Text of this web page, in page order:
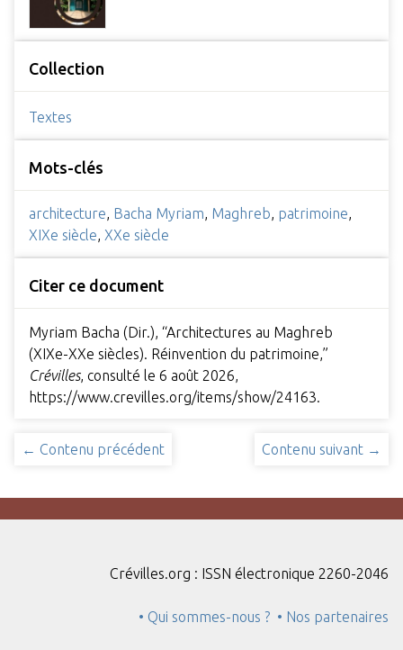
Collection
Textes
Mots-clés
architecture, Bacha Myriam, Maghreb, patrimoine,
XIXe siècle, XXe siècle
Citer ce document
Myriam Bacha (Dir.), “Architectures au Maghreb
(XIXe-XXe siècles). Réinvention du patrimoine,”
Crévilles, consulté le 6 août 2026,
https://www.crevilles.org/items/show/24163
← Contenu précédent Contenu suivant →
Crévilles.org : ISSN électronique 2260-2046
• Qui sommes-nous ? • Nos partenaires